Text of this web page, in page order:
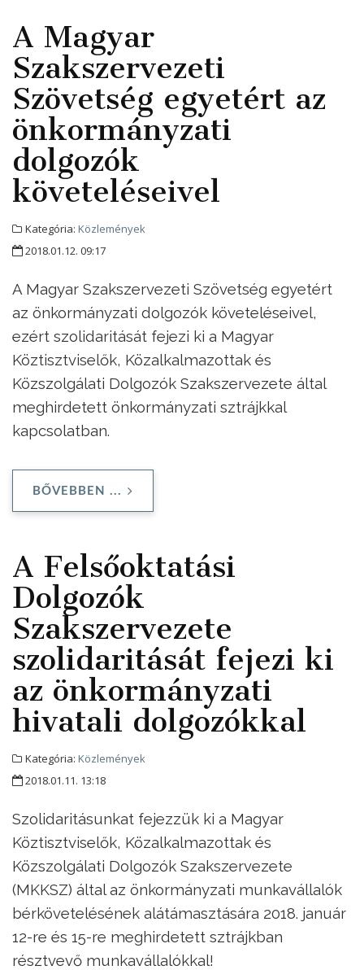
A Magyar
Szakszervezeti
Szövetség egyetért az
önkormányzati
dolgozók
követeléseivel
Kategória: Közlemények
2018.01.12. 09:17
A Magyar Szakszervezeti Szövetség egyetért
az önkormányzati dolgozók követeléseivel,
ezért szolidaritását fejezi ki a Magyar
Köztisztviselők, Közalkalmazottak és
Közszolgálati Dolgozók Szakszervezete által
meghirdetett önkormányzati sztrájkkal
kapcsolatban.
BŐVEBBEN ...
A Felsőoktatási
Dolgozók
Szakszervezete
szolidaritását fejezi ki
az önkormányzati
hivatali dolgozókkal
Kategória: Közlemények
2018.01.11. 13:18
Szolidaritásunkat fejezzük ki a Magyar
Köztisztviselők, Közalkalmazottak és
Közszolgálati Dolgozók Szakszervezete
(MKKSZ) által az önkormányzati munkavállalók
bérkövetelésének alátámasztására 2018. január
12-re és 15-re meghirdetett sztrájkban
résztvevő munkavállalókkal!